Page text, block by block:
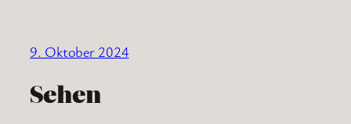
9. Oktober 2024
Sehen